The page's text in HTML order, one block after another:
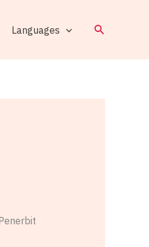
Languages Search